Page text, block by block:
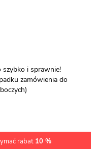
szybko i sprawnie!
zamówienia do
rabat 10 %